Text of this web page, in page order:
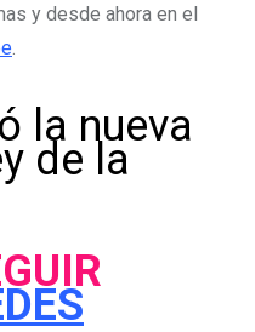
y desde ahora en el
la nueva
de la